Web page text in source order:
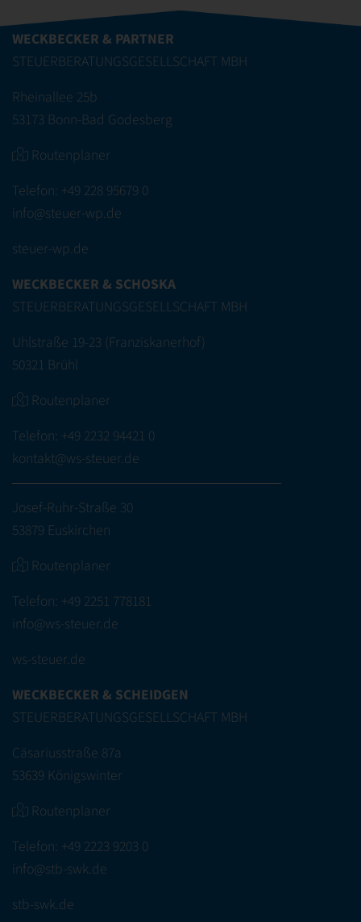
WECKBECKER & PARTNER
STEUERBERATUNGSGESELLSCHAFT MBH
Rheinallee 25b
53173 Bonn-Bad Godesberg
Routenplaner
Telefon: +49 228 95679 0
info@steuer-wp.de
steuer-wp.de
WECKBECKER & SCHOSKA
STEUERBERATUNGSGESELLSCHAFT MBH
Uhlstraße 19-23 (Franziskanerhof)
50321 Brühl
Routenplaner
Telefon: +49 2232 94421 0
kontakt@ws-steuer.de
Josef-Ruhr-Straße 30
53879 Euskirchen
Routenplaner
Telefon: +49 2251 778181
info@ws-steuer.de
ws-steuer.de
WECKBECKER & SCHEIDGEN
STEUERBERATUNGSGESELLSCHAFT MBH
Cäsariusstraße 87a
53639 Königswinter
Routenplaner
Telefon: +49 2223 9203 0
info@stb-swk.de
stb-swk.de